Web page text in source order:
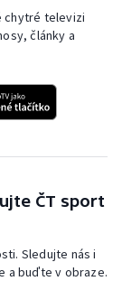
chytré televizi
články a
ČT sport
Sledujte nás i
a buďte v obraze.